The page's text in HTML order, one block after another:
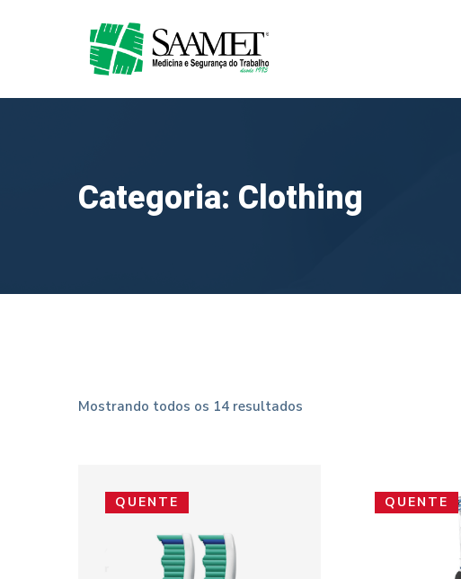
Categoria: Clothing
Mostrando todos os 14 resultados
QUENTE QUENTE